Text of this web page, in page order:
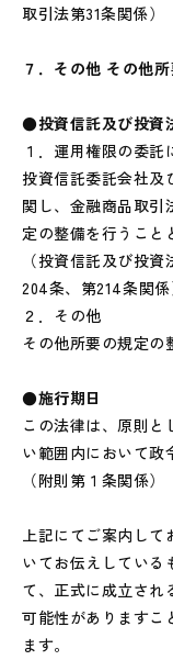
取引法第31条関係）
７．その他 その他
●投資信託及び投資
１．運用権限の委
投資信託委託会社及
関し、金融商品取
定の整備を行うこと
（投資信託及び投
204条、第214条関係
２．その他
その他所要の規定の
●施行期日
この法律は、原則
い範囲内において政
（附則第１条関係）
上記にてご案内して
いてお伝えしている
て、正式に成立され
可能性がありますこ
ます。